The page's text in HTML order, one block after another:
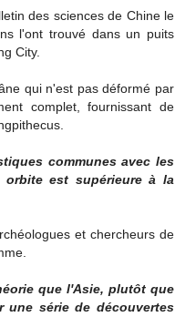
des sciences de Chine le
l'ont trouvé dans un puits
City.
qui n'est pas déformé par
complet, fournissant de
communes avec les
est supérieure à la
et chercheurs de
que l'Asie, plutôt que
une série de découvertes